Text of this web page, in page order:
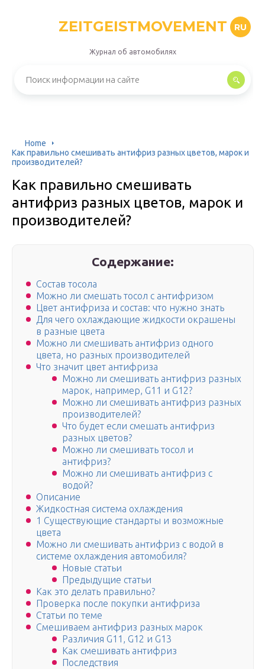
ZEITGEISTMOVEMENT RU
Журнал об автомобилях
Home
Как правильно смешивать антифриз разных цветов, марок и
производителей?
Как правильно смешивать
антифриз разных цветов, марок и
производителей?
Содержание:
Состав тосола
Можно ли смешать тосол с антифризом
Цвет антифриза и состав: что нужно знать
Для чего охлаждающие жидкости окрашены
в разные цвета
Можно ли смешивать антифриз одного
цвета, но разных производителей
Что значит цвет антифриза
Можно ли смешивать антифриз разных
марок, например, G11 и G12?
Можно ли смешивать антифриз разных
производителей?
Что будет если смешать антифриз
разных цветов?
Можно ли смешивать тосол и
антифриз?
Можно ли смешивать антифриз с
водой?
Описание
Жидкостная система охлаждения
1 Существующие стандарты и возможные
цвета
Можно ли смешивать антифриз с водой в
системе охлаждения автомобиля?
Новые статьи
Предыдущие статьи
Как это делать правильно?
Проверка после покупки антифриза
Статьи по теме
Смешиваем антифриз разных марок
Различия G11, G12 и G13
Как смешивать антифриз
Последствия